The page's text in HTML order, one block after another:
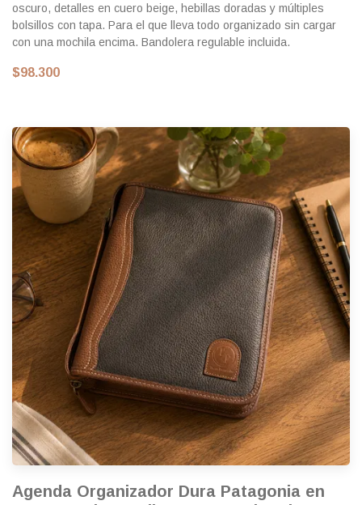
oscuro, detalles en cuero beige, hebillas doradas y múltiples
bolsillos con tapa. Para el que lleva todo organizado sin cargar
con una mochila encima. Bandolera regulable incluida.
$98.300
Agenda Organizador Dura Patagonia en